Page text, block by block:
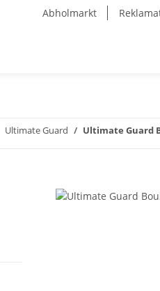
Abholmarkt
Ultimate Guard Ultimate Guard